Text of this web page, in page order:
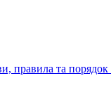
правила та порядок